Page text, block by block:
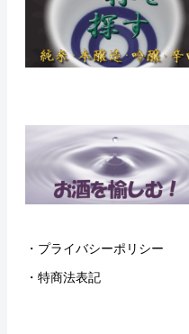
・プライバシーポリシー
・特商法表記